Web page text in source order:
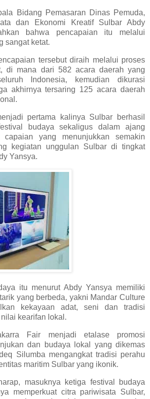
Bidang Pemasaran Dinas Pemuda,
dan Ekonomi Kreatif Sulbar Abdy
bahwa pencapaian itu melalui
sangat ketat.
tersebut diraih melalui proses
di mana dari 582 acara daerah yang
Indonesia, kemudian dikurasi
akhirnya tersaring 125 acara daerah
pertama kalinya Sulbar berhasil
budaya sekaligus dalam ajang
yang menunjukkan semakin
kegiatan unggulan Sulbar di tingkat
Yansya.
itu menurut Abdy Yansya memiliki
yang berbeda, yakni Mandar Culture
kekayaan adat, seni dan tradisi
kearifan lokal.
Fair menjadi etalase promosi
dan budaya lokal yang dikemas
Silumba mengangkat tradisi perahu
maritim Sulbar yang ikonik.
masuknya ketiga festival budaya
memperkuat citra pariwisata Sulbar,